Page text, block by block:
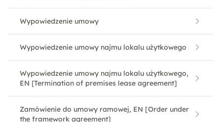
Wypowiedzenie umowy
Wypowiedzenie umowy najmu lokalu użytkowego
Wypowiedzenie umowy najmu lokalu użytkowego,
EN [Termination of premises lease agreement]
Zamówienie do umowy ramowej, EN [Order under
the framework agreement]